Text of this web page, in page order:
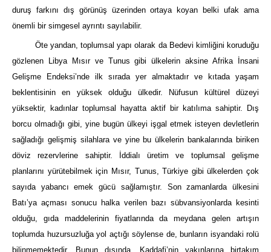
duruş farkını dış görünüş üzerinden ortaya koyan belki ufak ama
önemli bir simgesel ayrıntı sayılabilir.
Öte yandan, toplumsal yapı olarak da Bedevi kimliğini koruduğu
gözlenen Libya Mısır ve Tunus gibi ülkelerin aksine Afrika İnsani
Gelişme Endeksi’nde ilk sırada yer almaktadır ve kıtada yaşam
beklentisinin en yüksek olduğu ülkedir. Nüfusun kültürel düzeyi
yüksektir, kadınlar toplumsal hayatta aktif bir katılıma sahiptir. Dış
borcu olmadığı gibi, yine bugün ülkeyi işgal etmek isteyen devletlerin
sağladığı gelişmiş silahlara ve yine bu ülkelerin bankalarında biriken
döviz rezervlerine sahiptir. İddialı üretim ve toplumsal gelişme
planlarını yürütebilmek için Mısır, Tunus, Türkiye gibi ülkelerden çok
sayıda yabancı emek gücü sağlamıştır. Son zamanlarda ülkesini
Batı’ya açması sonucu halka verilen bazı sübvansiyonlarda kesinti
olduğu, gıda maddelerinin fiyatlarında da meydana gelen artışın
toplumda huzursuzluğa yol açtığı söylense de, bunların isyandaki rolü
bilinmemektedir. Bunun dışında, Kaddafi’nin yakınlarına birtakım